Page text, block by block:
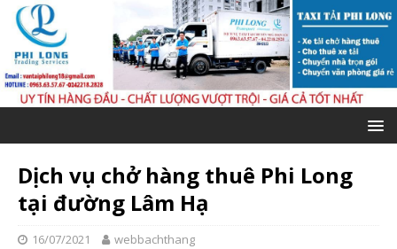
Dịch vụ chở hàng thuê Phi Long
tại đường Lâm Hạ
16/07/2021 webbachthang